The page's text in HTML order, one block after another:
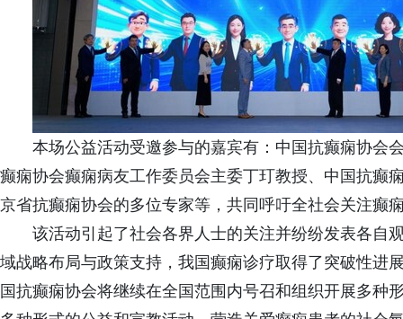
本场公益活动受邀参与的嘉宾有：中国抗癫痫协会
癫痫协会癫痫病友工作委员会主委丁玎教授、中国抗癫
京省抗癫痫协会的多位专家等，共同呼吁全社会关注癫
该活动引起了社会各界人士的关注并纷纷发表各自
域战略布局与政策支持，我国癫痫诊疗取得了突破性进
国抗癫痫协会将继续在全国范围内号召和组织开展多种